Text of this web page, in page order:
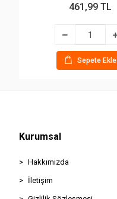
461,99 TL
Sepete Ekle
Kurumsal
Hakkımızda
İletişim